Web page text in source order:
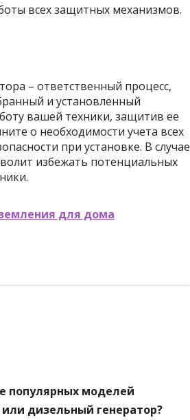
всех защитных механизмов.
– ответственный процесс,
и установленный
вашей техники, защитив ее
о необходимости учета всех
при установке. В случае
избежать потенциальных
для дома
популярных моделей
дизельный генератор?